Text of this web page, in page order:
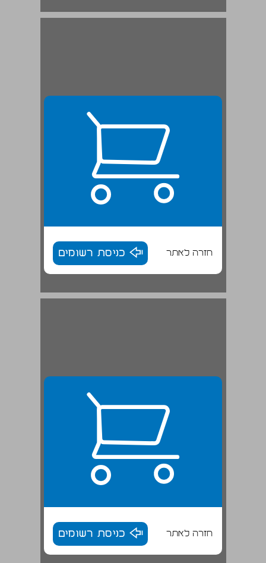
חזרה לאתר כניסת רשומים
חזרה לאתר כניסת רשומים